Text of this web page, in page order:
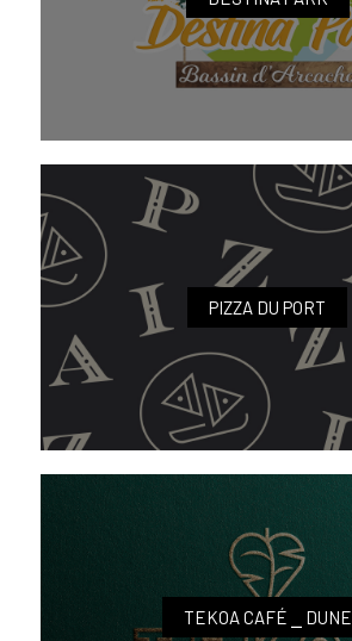
PIZZA DU PORT
TEKOA CAFÉ ⎯ DUNE